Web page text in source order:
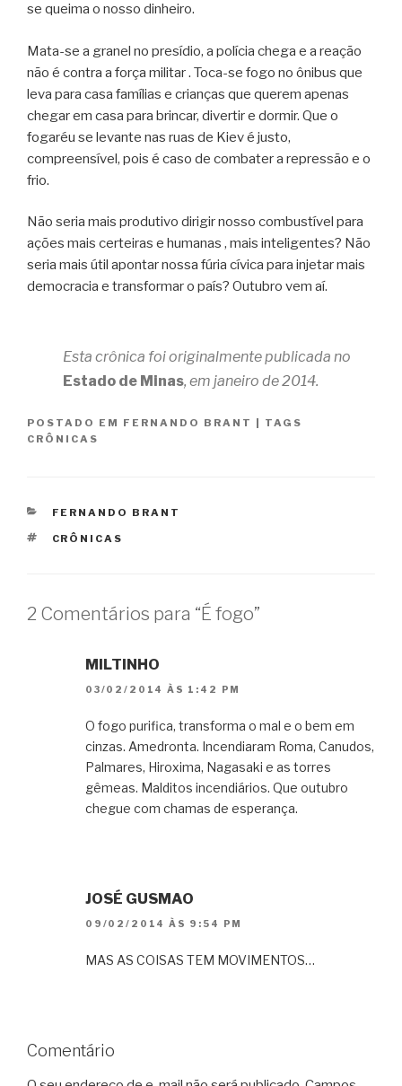
se queima o nosso dinheiro.
Mata-se a granel no presídio, a polícia chega e a reação
não é contra a força militar . Toca-se fogo no ônibus que
leva para casa famílias e crianças que querem apenas
chegar em casa para brincar, divertir e dormir. Que o
fogaréu se levante nas ruas de Kiev é justo,
compreensível, pois é caso de combater a repressão e o
frio.
Não seria mais produtivo dirigir nosso combustível para
ações mais certeiras e humanas , mais inteligentes? Não
seria mais útil apontar nossa fúria cívica para injetar mais
democracia e transformar o país? Outubro vem aí.
Esta crônica foi originalmente publicada no
Estado de Minas, em janeiro de 2014.
POSTADO EM FERNANDO BRANT | TAGS
CRÔNICAS
CATEGORIAS
FERNANDO BRANT
TAGS
CRÔNICAS
2 Comentários para “É fogo”
MILTINHO
03/02/2014 ÀS 1:42 PM
O fogo purifica, transforma o mal e o bem em
cinzas. Amedronta. Incendiaram Roma, Canudos,
Palmares, Hiroxima, Nagasaki e as torres
gêmeas. Malditos incendiários. Que outubro
chegue com chamas de esperança.
JOSÉ GUSMAO
09/02/2014 ÀS 9:54 PM
MAS AS COISAS TEM MOVIMENTOS…
Comentário